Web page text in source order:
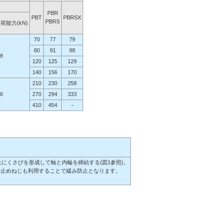
PBT
PBR
PBRS
PBRSX
能力(kN)
70 77
79
80
91
98
120
125
129
140
156 170
210 230
258
270
294
333
410
454 －
くさびを形成して軸と内輪を締結する(図1参照)。
めねじも利用することで緩み防止となります。